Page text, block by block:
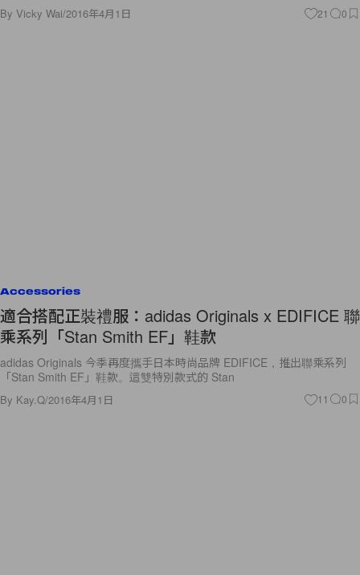
By Vicky Wai/2016年4月1日 21 0
Accessories
適合搭配正裝禮服：adidas Originals x EDIFICE 聯
乘系列「Stan Smith EF」鞋款
adidas Originals 今季再度攜手日本時尚品牌 EDIFICE，推出聯乘系列
「Stan Smith EF」鞋款。這雙特別款式的 Stan
By Kay.Q/2016年4月1日 11 0